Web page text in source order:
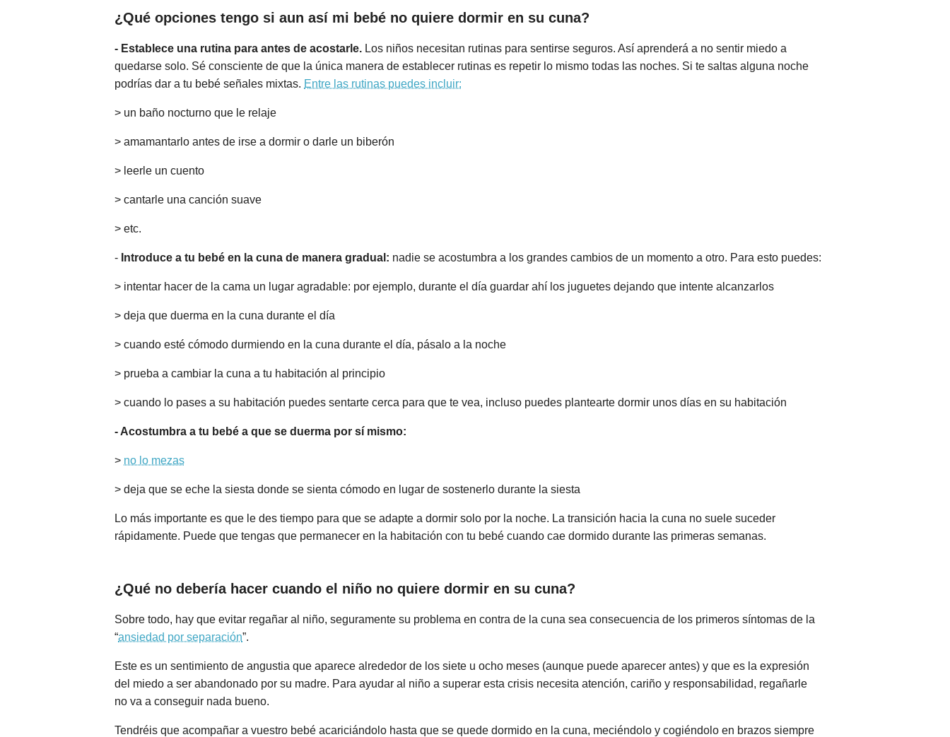
¿Qué opciones tengo si aun así mi bebé no quiere dormir en su cuna?
- Establece una rutina para antes de acostarle. Los niños necesitan rutinas para sentirse seguros. Así aprenderá a no sentir miedo a
quedarse solo. Sé consciente de que la única manera de establecer rutinas es repetir lo mismo todas las noches. Si te saltas alguna noche
podrías dar a tu bebé señales mixtas. Entre las rutinas puedes incluir:
> un baño nocturno que le relaje
> amamantarlo antes de irse a dormir o darle un biberón
> leerle un cuento
> cantarle una canción suave
> etc.
- Introduce a tu bebé en la cuna de manera gradual: nadie se acostumbra a los grandes cambios de un momento a otro. Para esto puedes:
> intentar hacer de la cama un lugar agradable: por ejemplo, durante el día guardar ahí los juguetes dejando que intente alcanzarlos
> deja que duerma en la cuna durante el día
> cuando esté cómodo durmiendo en la cuna durante el día, pásalo a la noche
> prueba a cambiar la cuna a tu habitación al principio
> cuando lo pases a su habitación puedes sentarte cerca para que te vea, incluso puedes plantearte dormir unos días en su habitación
- Acostumbra a tu bebé a que se duerma por sí mismo:
> no lo mezas
> deja que se eche la siesta donde se sienta cómodo en lugar de sostenerlo durante la siesta
Lo más importante es que le des tiempo para que se adapte a dormir solo por la noche. La transición hacia la cuna no suele suceder
rápidamente. Puede que tengas que permanecer en la habitación con tu bebé cuando cae dormido durante las primeras semanas.
¿Qué no debería hacer cuando el niño no quiere dormir en su cuna?
Sobre todo, hay que evitar regañar al niño, seguramente su problema en contra de la cuna sea consecuencia de los primeros síntomas de la
“ansiedad por separación”.
Este es un sentimiento de angustia que aparece alrededor de los siete u ocho meses (aunque puede aparecer antes) y que es la expresión
del miedo a ser abandonado por su madre. Para ayudar al niño a superar esta crisis necesita atención, cariño y responsabilidad, regañarle
no va a conseguir nada bueno.
Tendréis que acompañar a vuestro bebé acariciándolo hasta que se quede dormido en la cuna, meciéndolo y cogiéndolo en brazos siempre